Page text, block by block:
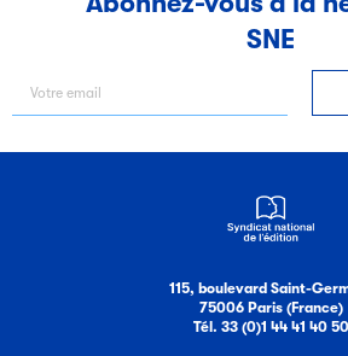
SNE
115, boulevard Saint-
75006 Paris (France)
Tél. 33 (0)1 44 41 40 50
Filéas